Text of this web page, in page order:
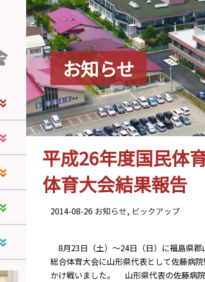
陽
イ
く
相
と
会
お知らせ
平成26年度国民体
体育大会結果報告
2014-08-26 お知らせ, ピックアップ
8月23日（土）～24日（日）に福島県
総合体育大会に山形県代表として佐藤病
かけ戦いました。 山形県代表の佐藤病